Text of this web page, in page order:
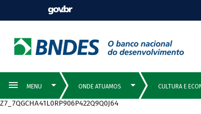
Z7_7QGCHA41L0RP906P422Q9Q0J64